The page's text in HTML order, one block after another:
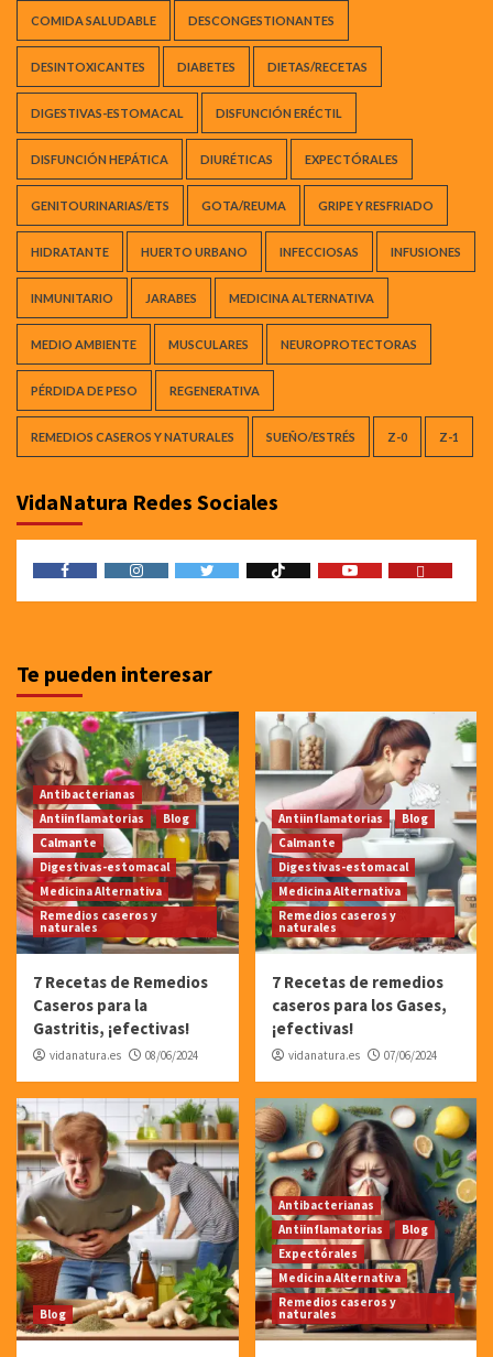
COMIDA SALUDABLE DESCONGESTIONANTES
DESINTOXICANTES DIABETES DIETAS/RECETAS
DIGESTIVAS-ESTOMACAL DISFUNCIÓN ERÉCTIL
DISFUNCIÓN HEPÁTICA DIURÉTICAS EXPECTÓRALES
GENITOURINARIAS/ETS GOTA/REUMA GRIPE Y RESFRIADO
HIDRATANTE HUERTO URBANO INFECCIOSAS INFUSIONES
INMUNITARIO JARABES MEDICINA ALTERNATIVA
MEDIO AMBIENTE MUSCULARES NEUROPROTECTORAS
PÉRDIDA DE PESO REGENERATIVA
REMEDIOS CASEROS Y NATURALES SUEÑO/ESTRÉS Z-0 Z-1
VidaNatura Redes Sociales
Te pueden interesar
Antibacterianas
Antiinflamatorias
Blog
Calmante
Digestivas-estomacal
Medicina Alternativa
Remedios caseros y
naturales
7 Recetas de Remedios
Caseros para la
Gastritis, ¡efectivas!
vidanatura.es 08/06/2024
Antiinflamatorias
Blog
Calmante
Digestivas-estomacal
Medicina Alternativa
Remedios caseros y
naturales
7 Recetas de remedios
caseros para los Gases,
¡efectivas!
vidanatura.es 07/06/2024
Blog
Antibacterianas
Antiinflamatorias
Blog
Expectórales
Medicina Alternativa
Remedios caseros y
naturales